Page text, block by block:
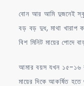
বোন আর আমি দুজনেই
বড় বড় দুধ, মাথা খারাপ
বিশ মিনিট মায়ের পোদে
আমার বয়স যখন ১৫-১৬
মায়ের দিকে আকর্ষিত